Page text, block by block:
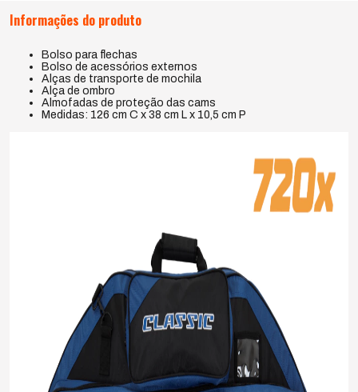
Informações do produto
Bolso para flechas
Bolso de acessórios externos
Alças de transporte de mochila
Alça de ombro
Almofadas de proteção das cams
Medidas: 126 cm C x 38 cm L x 10,5 cm P